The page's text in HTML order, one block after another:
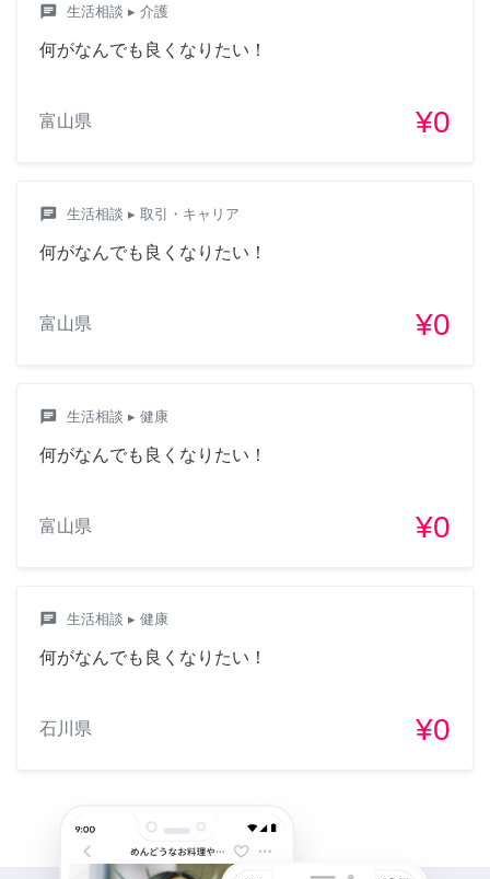
chat 生活相談 ▸ 介護
何がなんでも良くなりたい！
富山県 ¥0
chat 生活相談 ▸ 取引・キャリア
何がなんでも良くなりたい！
富山県 ¥0
chat 生活相談 ▸ 健康
何がなんでも良くなりたい！
富山県 ¥0
chat 生活相談 ▸ 健康
何がなんでも良くなりたい！
石川県 ¥0